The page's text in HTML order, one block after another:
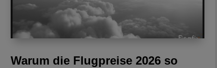
Warum die Flugpreise 2026 so